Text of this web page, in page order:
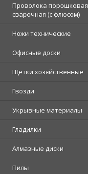
Проволока порошковая
сварочная (с флюсом)
Ножи технические
Офисные доски
Щетки хозяйственные
Гвозди
Укрывные материалы
Гладилки
Алмазные диски
Пилы